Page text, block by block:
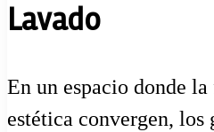
Lavado
En un espacio donde
estética convergen, los